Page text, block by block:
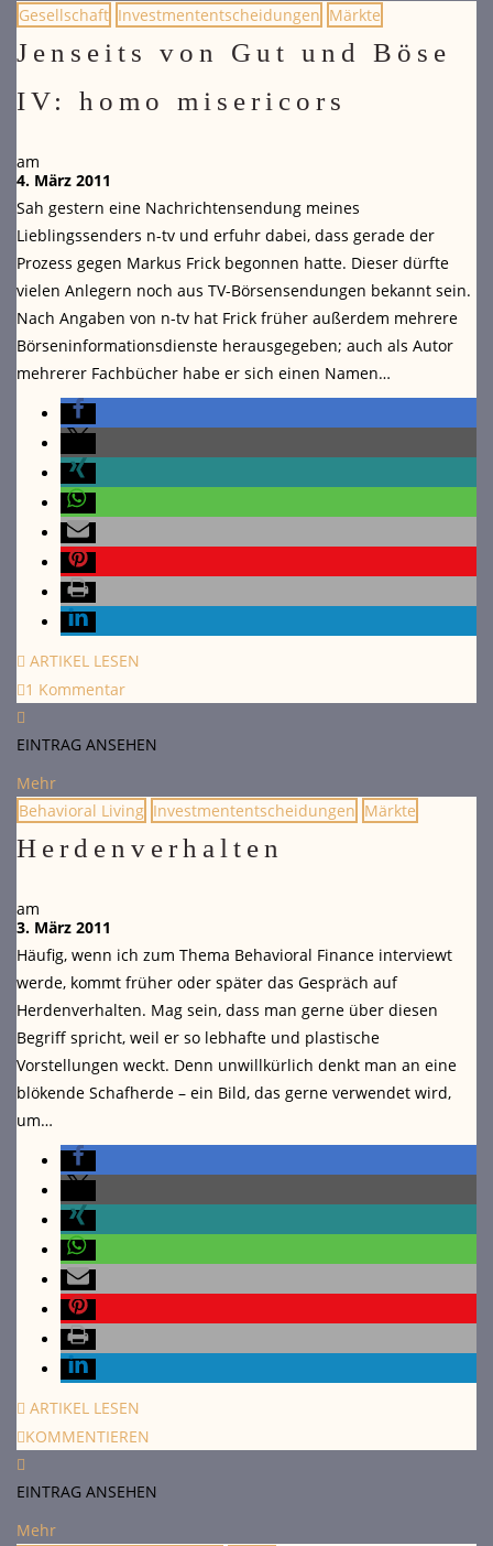
Gesellschaft Investmententscheidungen Märkte
Jenseits von Gut und Böse
IV: homo misericors
am
4. März 2011
Sah gestern eine Nachrichtensendung meines
Lieblingssenders n-tv und erfuhr dabei, dass gerade der
Prozess gegen Markus Frick begonnen hatte. Dieser dürfte
vielen Anlegern noch aus TV-Börsensendungen bekannt sein.
Nach Angaben von n-tv hat Frick früher außerdem mehrere
Börseninformationsdienste herausgegeben; auch als Autor
mehrerer Fachbücher habe er sich einen Namen…
ARTIKEL LESEN
1 Kommentar
EINTRAG ANSEHEN
Mehr
Behavioral Living Investmententscheidungen Märkte
Herdenverhalten
am
3. März 2011
Häufig, wenn ich zum Thema Behavioral Finance interviewt
werde, kommt früher oder später das Gespräch auf
Herdenverhalten. Mag sein, dass man gerne über diesen
Begriff spricht, weil er so lebhafte und plastische
Vorstellungen weckt. Denn unwillkürlich denkt man an eine
blökende Schafherde – ein Bild, das gerne verwendet wird,
um…
ARTIKEL LESEN
KOMMENTIEREN
EINTRAG ANSEHEN
Mehr